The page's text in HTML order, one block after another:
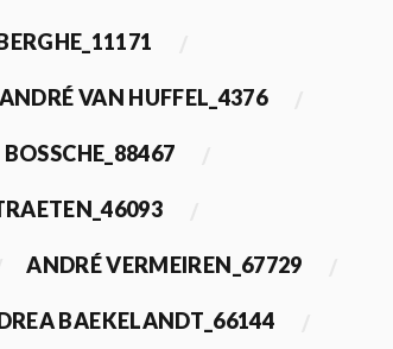
ANDRÉ VAN HUFFEL_4376
ANDRÉ VERMEIREN_67729
BAEKELANDT_66144